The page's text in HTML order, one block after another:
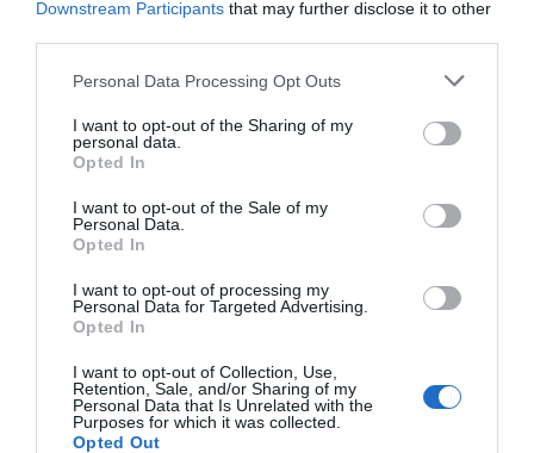
Downstream Participants that may further disclose it to other
Personal Data Processing Opt Outs
I want to opt-out of the Sharing of my
personal data.
Opted In
I want to opt-out of the Sale of my
Personal Data.
Opted In
I want to opt-out of processing my
Personal Data for Targeted Advertising.
Opted In
I want to opt-out of Collection, Use,
Retention, Sale, and/or Sharing of my
Personal Data that Is Unrelated with the
Purposes for which it was collected.
Opted Out